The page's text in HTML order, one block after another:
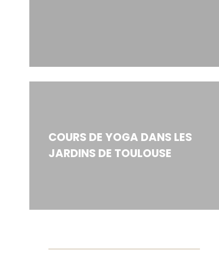
COURS DE YOGA DANS LES
JARDINS DE TOULOUSE